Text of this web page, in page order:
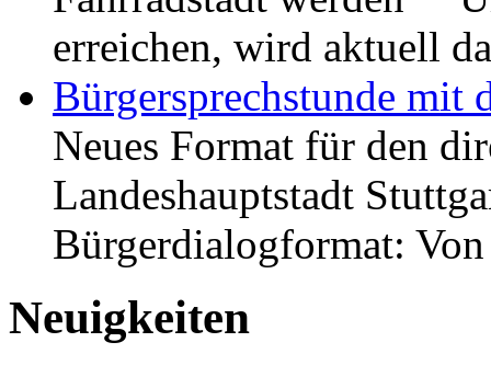
erreichen, wird aktuell
Bürgersprechstunde mit
Neues Format für den
Landeshauptstadt
Bürgerdialogformat:
Neuigkeiten